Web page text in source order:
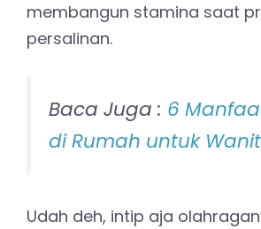
membangun stamina saat
persalinan.
Baca Juga : 6
di Rumah untuk
Udah deh, intip aja